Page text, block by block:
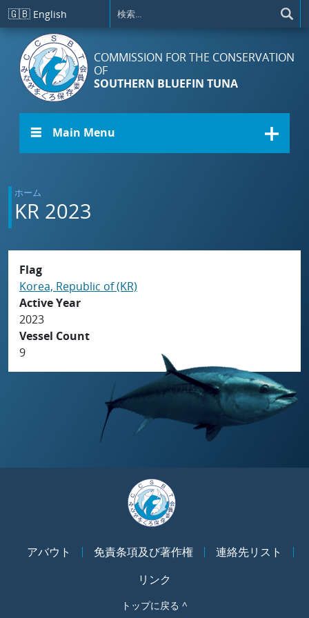
メインコンテンツに移動
🇬🇧 English
COMMISSION FOR THE CONSERVATION
OF
SOUTHERN BLUEFIN TUNA
☰ Main Menu
ホーム
KR 2023
Flag
Korea, Republic of (KR)
Active Year
2023
Vessel Count
9
アバウト 免責条項及び著作権
連絡先リスト
リンク
トップに戻る ^